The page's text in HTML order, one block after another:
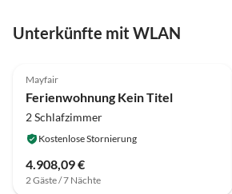
Unterkünfte mit WLAN
Mayfair
Ferienwohnung Kein Titel
2 Schlafzimmer
Kostenlose Stornierung
4.908,09 €
2 Gäste / 7 Nächte